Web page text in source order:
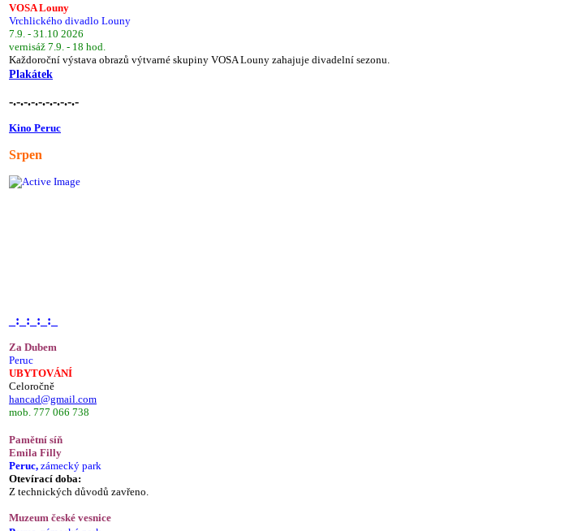
VOSA Louny
Vrchlického divadlo Louny
7.9. - 31.10 2026
vernisáž 7.9. - 18 hod.
Každoroční výstava obrazů výtvarné skupiny VOSA Louny zahajuje divadelní sezonu.
Plakátek
-.-.-.-.-.-.-.-.-.-
Kino Peruc
Srpen
_:_:_:_:_
Za Dubem
Peruc
UBYTOVÁNÍ
Celoročně
hancad@gmail.com
mob. 777 066 738
Pamětní síň
Emila Filly
Peruc, zámecký park
Otevírací doba:
Z technických důvodů zavřeno.
Muzeum české vesnice